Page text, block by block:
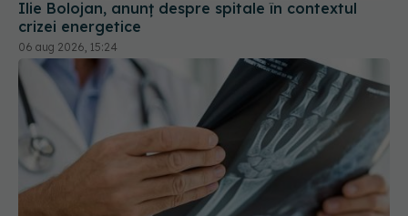
Ora la care mănânci ar putea influența oasele